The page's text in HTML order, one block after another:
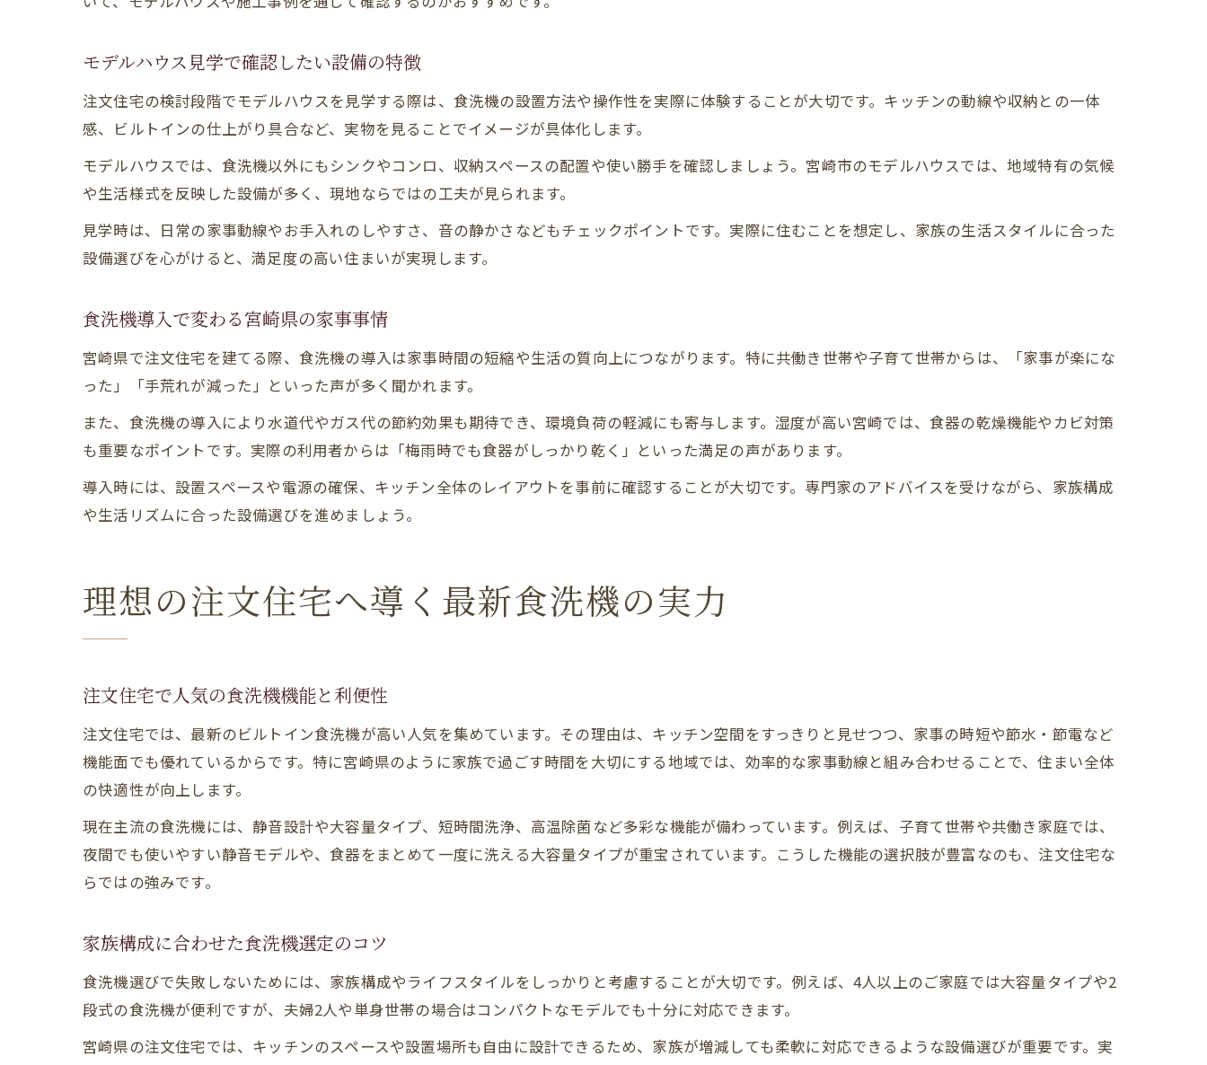
建売住宅との違いを活かした設備導入
モデルハウス見学で確認したい設備の特徴
注文住宅の検討段階でモデルハウスを見学する際は、食洗機の設置方法や操作性を実際に体験することが大切です。キッチンの動線や収納との一体
感、ビルトインの仕上がり具合など、実物を見ることでイメージが具体化します。
モデルハウスでは、食洗機以外にもシンクやコンロ、収納スペースの配置や使い勝手を確認しましょう。宮崎市のモデルハウスでは、地域特有の気候
や生活様式を反映した設備が多く、現地ならではの工夫が見られます。
見学時は、日常の家事動線やお手入れのしやすさ、音の静かさなどもチェックポイントです。実際に住むことを想定し、家族の生活スタイルに合った
設備選びを心がけると、満足度の高い住まいが実現します。
食洗機導入で変わる宮崎県の家事事情
宮崎県で注文住宅を建てる際、食洗機の導入は家事時間の短縮や生活の質向上につながります。特に共働き世帯や子育て世帯からは、「家事が楽にな
った」「手荒れが減った」といった声が多く聞かれます。
また、食洗機の導入により水道代やガス代の節約効果も期待でき、環境負荷の軽減にも寄与します。湿度が高い宮崎では、食器の乾燥機能やカビ対策
も重要なポイントです。実際の利用者からは「梅雨時でも食器がしっかり乾く」といった満足の声があります。
導入時には、設置スペースや電源の確保、キッチン全体のレイアウトを事前に確認することが大切です。専門家のアドバイスを受けながら、家族構成
や生活リズムに合った設備選びを進めましょう。
理想の注文住宅へ導く最新食洗機の実力
注文住宅で人気の食洗機機能と利便性
注文住宅では、最新のビルトイン食洗機が高い人気を集めています。その理由は、キッチン空間をすっきりと見せつつ、家事の時短や節水・節電など
機能面でも優れているからです。特に宮崎県のように家族で過ごす時間を大切にする地域では、効率的な家事動線と組み合わせることで、住まい全体
の快適性が向上します。
現在主流の食洗機には、静音設計や大容量タイプ、短時間洗浄、高温除菌など多彩な機能が備わっています。例えば、子育て世帯や共働き家庭では、
夜間でも使いやすい静音モデルや、食器をまとめて一度に洗える大容量タイプが重宝されています。こうした機能の選択肢が豊富なのも、注文住宅な
らではの強みです。
家族構成に合わせた食洗機選定のコツ
食洗機選びで失敗しないためには、家族構成やライフスタイルをしっかりと考慮することが大切です。例えば、4人以上のご家庭では大容量タイプや2
段式の食洗機が便利ですが、夫婦2人や単身世帯の場合はコンパクトなモデルでも十分に対応できます。
宮崎県の注文住宅では、キッチンのスペースや設置場所も自由に設計できるため、家族が増減しても柔軟に対応できるような設備選びが重要です。実